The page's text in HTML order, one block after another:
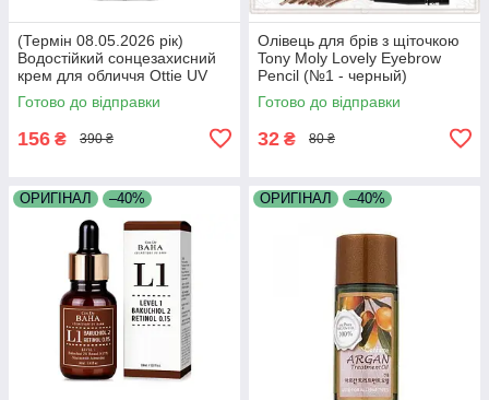
(Термін 08.05.2026 рік)
Водостійкий сонцезахисний
крем для обличчя Ottie UV
Defense Sun Fluid
SPF43/PA++ 50м
Готово до відправки
156 ₴ 390 ₴
Олівець для брів з щіточкою
Tony Moly Lovely Eyebrow
Pencil (№1 - черный)
Готово до відправки
32 ₴ 80 ₴
ОРИГІНАЛ –40% ОРИГІНАЛ –40%